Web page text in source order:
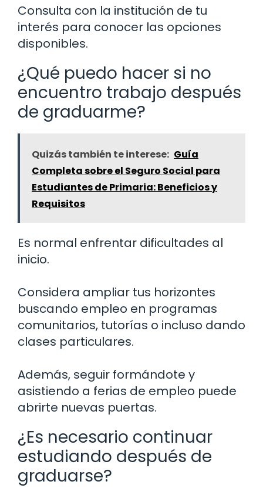
Consulta con la institución de tu
interés para conocer las opciones
disponibles.
¿Qué puedo hacer si no
encuentro trabajo después
de graduarme?
Quizás también te interese: Guía
Completa sobre el Seguro Social para
Estudiantes de Primaria: Beneficios y
Requisitos
Es normal enfrentar dificultades al
inicio.
Considera ampliar tus horizontes
buscando empleo en programas
comunitarios, tutorías o incluso dando
clases particulares.
Además, seguir formándote y
asistiendo a ferias de empleo puede
abrirte nuevas puertas.
¿Es necesario continuar
estudiando después de
graduarse?